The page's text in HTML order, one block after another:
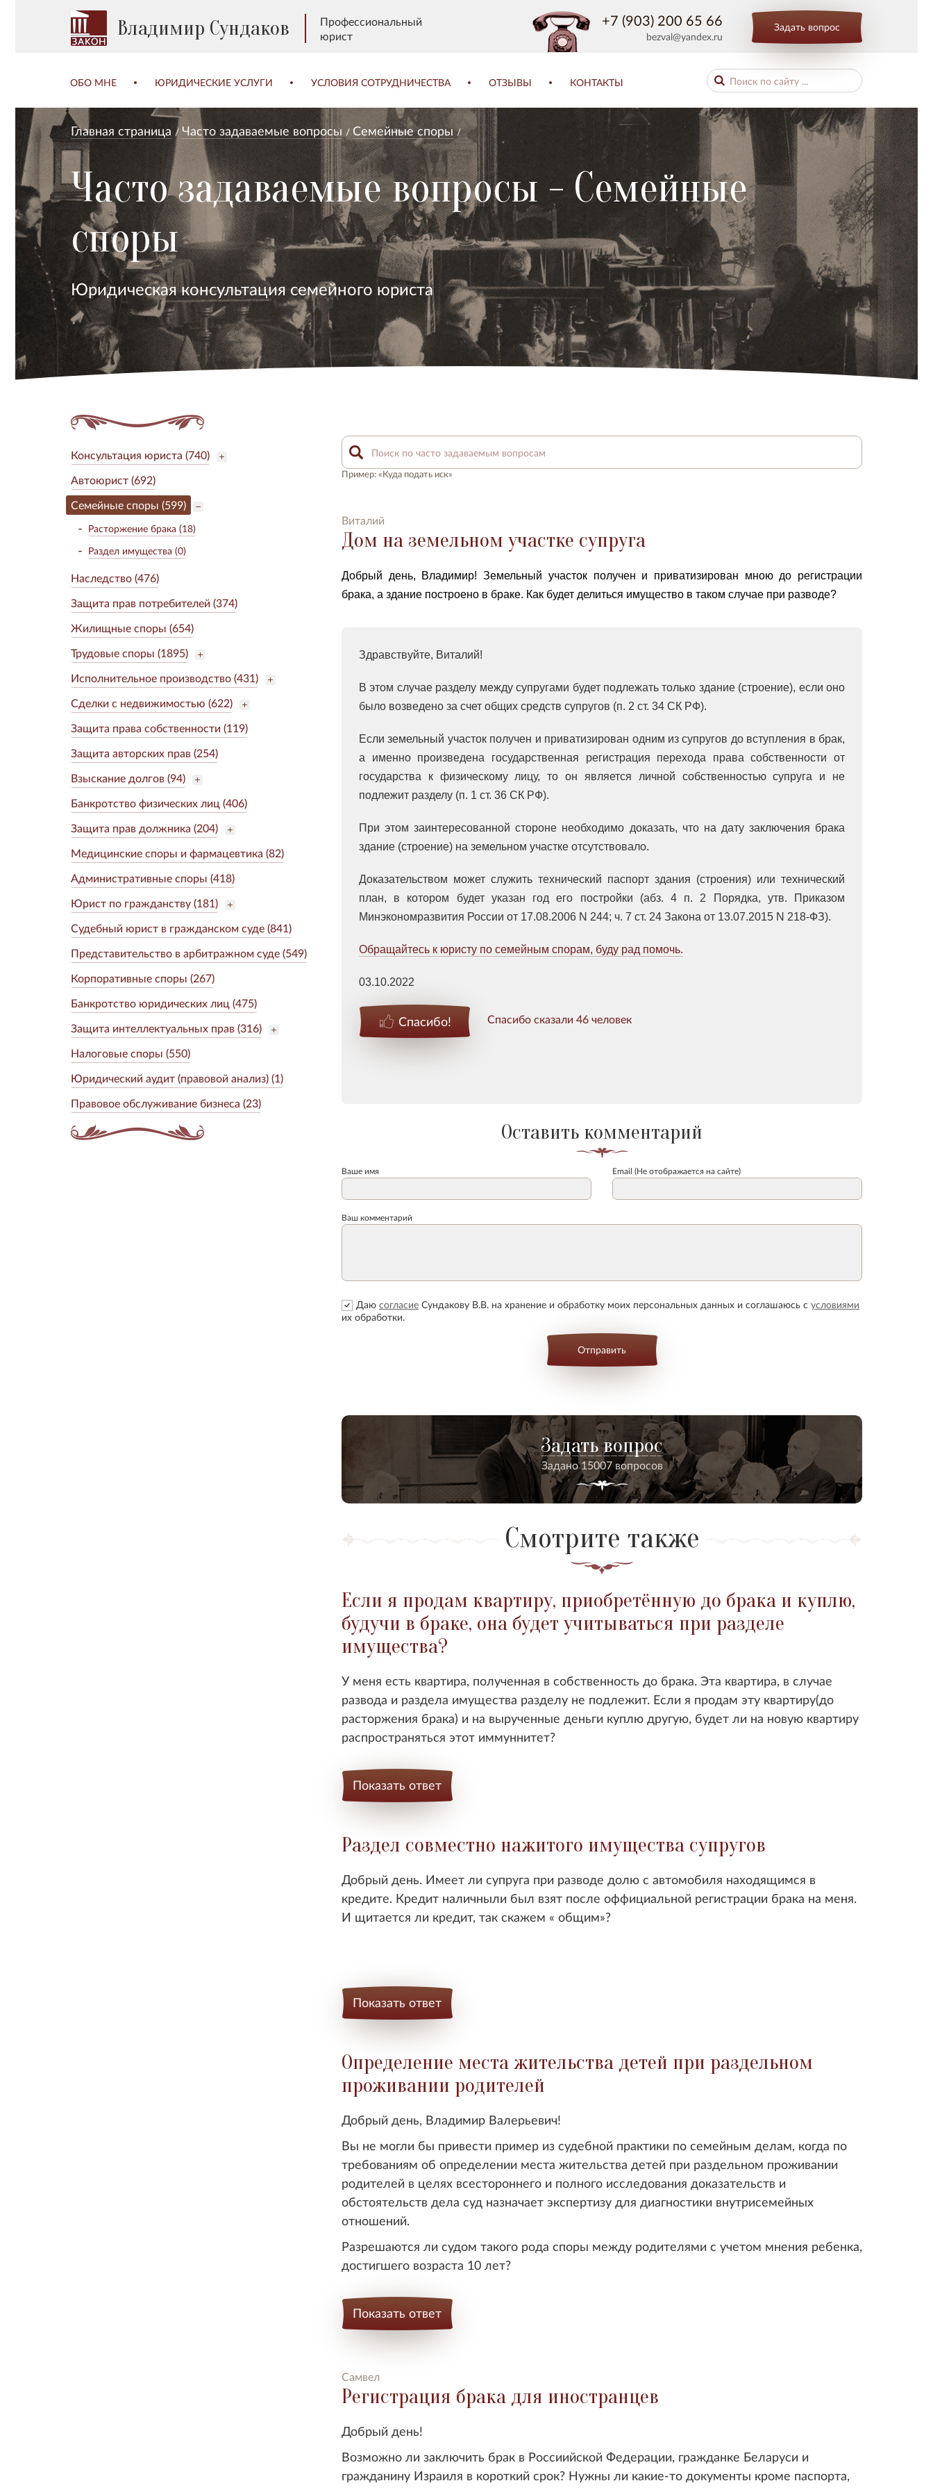
Владимир Сундаков
Профессиональный
юрист
+7 (903) 200 65 66
bezval@yandex.ru
Задать вопрос
ОБО МНЕ ЮРИДИЧЕСКИЕ УСЛУГИ УСЛОВИЯ СОТРУДНИЧЕСТВА ОТЗЫВЫ КОНТАКТЫ
Главная страница Часто задаваемые вопросы Семейные споры
Часто задаваемые вопросы - Семейные
споры
Юридическая консультация семейного юриста
Консультация юриста (740)
Автоюрист (692)
Семейные споры (599)
Расторжение брака (18)
Раздел имущества (0)
Наследство (476)
Защита прав потребителей (374)
Жилищные споры (654)
Трудовые споры (1895)
Исполнительное производство (431)
Сделки с недвижимостью (622)
Защита права собственности (119)
Защита авторских прав (254)
Взыскание долгов (94)
Банкротство физических лиц (406)
Защита прав должника (204)
Медицинские споры и фармацевтика (82)
Административные споры (418)
Юрист по гражданству (181)
Судебный юрист в гражданском суде (841)
Представительство в арбитражном суде (549)
Корпоративные споры (267)
Банкротство юридических лиц (475)
Защита интеллектуальных прав (316)
Налоговые споры (550)
Юридический аудит (правовой анализ) (1)
Правовое обслуживание бизнеса (23)
Пример: «Куда подать иск»
Виталий
Дом на земельном участке супруга
Добрый день, Владимир! Земельный участок получен и приватизирован мною до регистрации
брака, а здание построено в браке. Как будет делиться имущество в таком случае при разводе?
Здравствуйте, Виталий!
В этом случае разделу между супругами будет подлежать только здание (строение), если оно
было возведено за счет общих средств супругов (п. 2 ст. 34 СК РФ).
Если земельный участок получен и приватизирован одним из супругов до вступления в брак,
а именно произведена государственная регистрация перехода права собственности от
государства к физическому лицу, то он является личной собственностью супруга и не
подлежит разделу (п. 1 ст. 36 СК РФ).
При этом заинтересованной стороне необходимо доказать, что на дату заключения брака
здание (строение) на земельном участке отсутствовало.
Доказательством может служить технический паспорт здания (строения) или технический
план, в котором будет указан год его постройки (абз. 4 п. 2 Порядка, утв. Приказом
Минэкономразвития России от 17.08.2006 N 244; ч. 7 ст. 24 Закона от 13.07.2015 N 218-ФЗ).
Обращайтесь к юристу по семейным спорам, буду рад помочь.
03.10.2022
Спасибо! Спасибо сказали 46 человек
Оставить комментарий
Ваше имя Email (Не отображается на сайте)
Ваш комментарий
Даю согласие Сундакову В.В. на хранение и обработку моих персональных данных и соглашаюсь с условиями
их обработки.
Отправить
Задать вопрос
Задано 15007 вопросов
Смотрите также
Если я продам квартиру, приобретённую до брака и куплю,
будучи в браке, она будет учитываться при разделе
имущества?
У меня есть квартира, полученная в собственность до брака. Эта квартира, в случае
развода и раздела имущества разделу не подлежит. Если я продам эту квартиру(до
расторжения брака) и на вырученные деньги куплю другую, будет ли на новую квартиру
распространяться этот иммуннитет?
Показать ответ
Раздел совместно нажитого имущества супругов
Добрый день. Имеет ли супруга при разводе долю с автомобиля находящимся в
кредите. Кредит наличныли был взят после оффициальной регистрации брака на меня.
И щитается ли кредит, так скажем « общим»?
Показать ответ
Определение места жительства детей при раздельном
проживании родителей
Добрый день, Владимир Валерьевич!
Вы не могли бы привести пример из судебной практики по семейным делам, когда по
требованиям об определении места жительства детей при раздельном проживании
родителей в целях всестороннего и полного исследования доказательств и
обстоятельств дела суд назначает экспертизу для диагностики внутрисемейных
отношений.
Разрешаются ли судом такого рода споры между родителями с учетом мнения ребенка,
достигшего возраста 10 лет?
Показать ответ
Самвел
Регистрация брака для иностранцев
Добрый день!
Возможно ли заключить брак в Россиийской Федерации, гражданке Беларуси и
гражданину Израиля в короткий срок? Нужны ли какие-то документы кроме паспорта,